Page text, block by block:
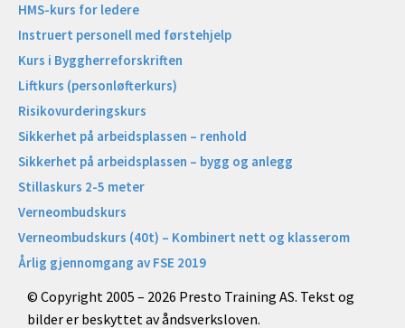
HMS-kurs for ledere
Instruert personell med førstehjelp
Kurs i Byggherreforskriften
Liftkurs (personløfterkurs)
Risikovurderingskurs
Sikkerhet på arbeidsplassen – renhold
Sikkerhet på arbeidsplassen – bygg og anlegg
Stillaskurs 2-5 meter
Verneombudskurs
Verneombudskurs (40t) – Kombinert nett og klasserom
Årlig gjennomgang av FSE 2019
© Copyright 2005 – 2026 Presto Training AS. Tekst og
bilder er beskyttet av åndsverksloven.